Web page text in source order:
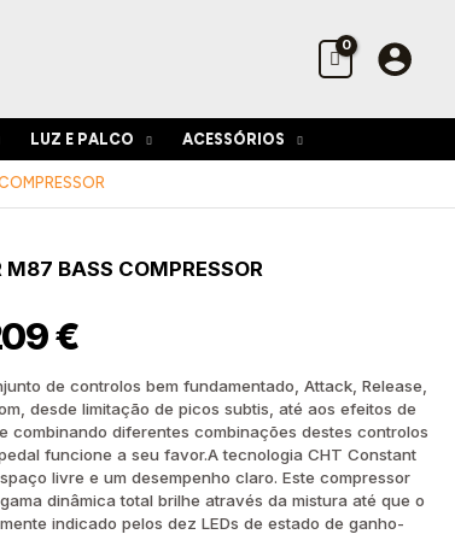
LUZ E PALCO ACESSÓRIOS
M87 BASS COMPRESSOR
€
de controlos bem fundamentado, Attack, Release,
desde limitação de picos subtis, até aos efeitos de
combinando diferentes combinações destes controlos
funcione a seu favor.A tecnologia CHT Constant
livre e um desempenho claro. Este compressor
dinâmica total brilhe através da mistura até que o
indicado pelos dez LEDs de estado de ganho-
Compressor